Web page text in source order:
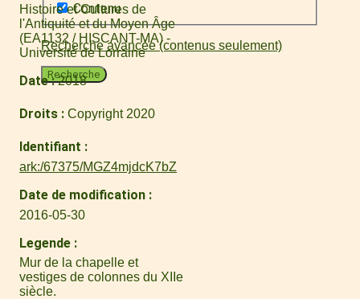
Contenu
Recherche avancée (contenus seulement)
Recherche
Histoire et Cultures de
l'Antiquité et du Moyen Âge
(EA1132 / HISCANT-MA) -
Université de Lorraine
Date 2018
Droits Copyright 2020
Identifiant
ark:/67375/MGZ4mjdcK7bZ
Date de modification
2016-05-30
Legende
Mur de la chapelle et
vestiges de colonnes du XIIe
siècle.